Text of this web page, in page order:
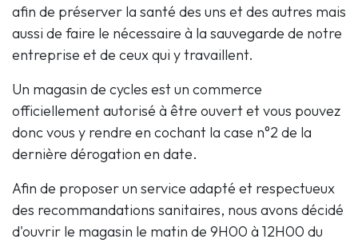
afin de préserver la santé des uns et des autres mais
aussi de faire le nécessaire à la sauvegarde de notre
entreprise et de ceux qui y travaillent.
Un magasin de cycles est un commerce
officiellement autorisé à être ouvert et vous pouvez
donc vous y rendre en cochant la case n°2 de la
dernière dérogation en date.
Afin de proposer un service adapté et respectueux
des recommandations sanitaires, nous avons décidé
d'ouvrir le magasin le matin de 9H00 à 12H00 du